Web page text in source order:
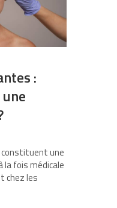
:
une
la fois médicale
chez les